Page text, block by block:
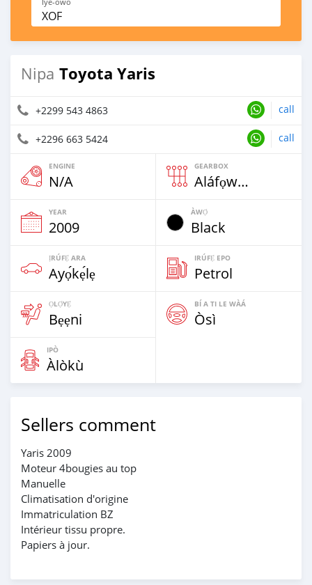
XOF
Nipa Toyota Yaris
+2299 543 4863 call
+2296 663 5424 call
ENGINE
N/A
GEARBOX
Aláfọwọ́yí
YEAR
2009
ÀWỌ̀
Black
ỊRÚFẸ́ ARA
Ayọ́kẹ́lẹ
IRÚFẸ́ EPO
Petrol
ỌLỌ́YẸ́
Bẹẹni
BÍ A TI LE WÀÁ
Òsì
IPÒ
Àlòkù
Sellers comment
Yaris 2009
Moteur 4bougies au top
Manuelle
Climatisation d'origine
Immatriculation BZ
Intérieur tissu propre.
Papiers à jour.